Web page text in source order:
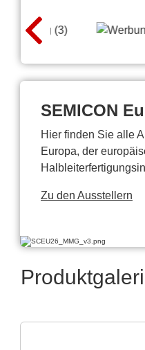
SEMICON
Hier finden Sie alle
Europa, der
Zu den Ausstellern